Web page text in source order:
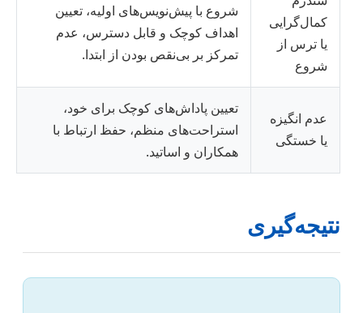
کمال‌گرایی
یا ترس از
شروع
شروع با پیش‌نویس‌های اولیه، تعیین
اهداف کوچک و قابل دسترس، عدم
تمرکز بر بی‌نقص بودن از ابتدا.
عدم انگیزه
یا خستگی
تعیین پاداش‌های کوچک برای خود،
استراحت‌های منظم، حفظ ارتباط با
همکاران و اساتید.
نتیجه‌گیری